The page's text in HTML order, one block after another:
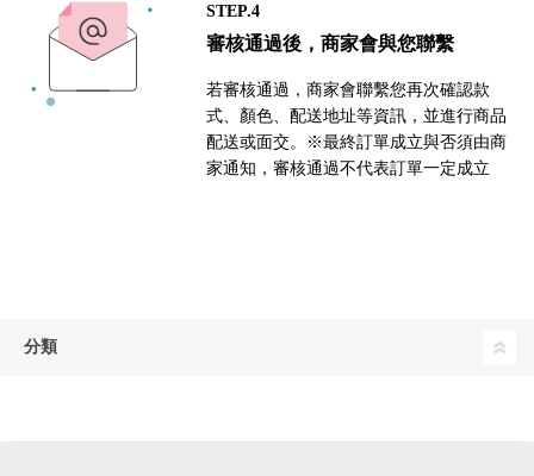
STEP.4
審核通過後，商家會與您聯繫
若審核通過，商家會聯繫您再次確認款
式、顏色、配送地址等資訊，並進行商品
配送或面交。※最終訂單成立與否須由商
家通知，審核通過不代表訂單一定成立
分類